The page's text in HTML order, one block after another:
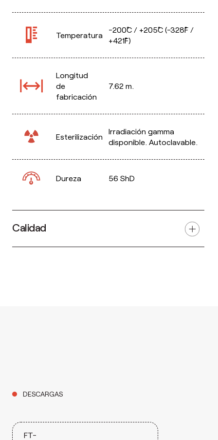
Temperatura
-200˚C / +205˚C (-328˚F /
+421˚F)
Longitud
de
fabricación
7.62 m.
Esterilización
Irradiación gamma
disponible. Autoclavable.
Dureza 56 ShD
Calidad
DESCARGAS
FT-